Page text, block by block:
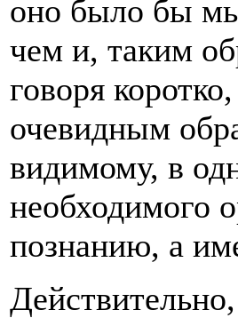
оно было бы
чем и, таким
говоря
очевидным
видимому, в
необходимого
познанию, а